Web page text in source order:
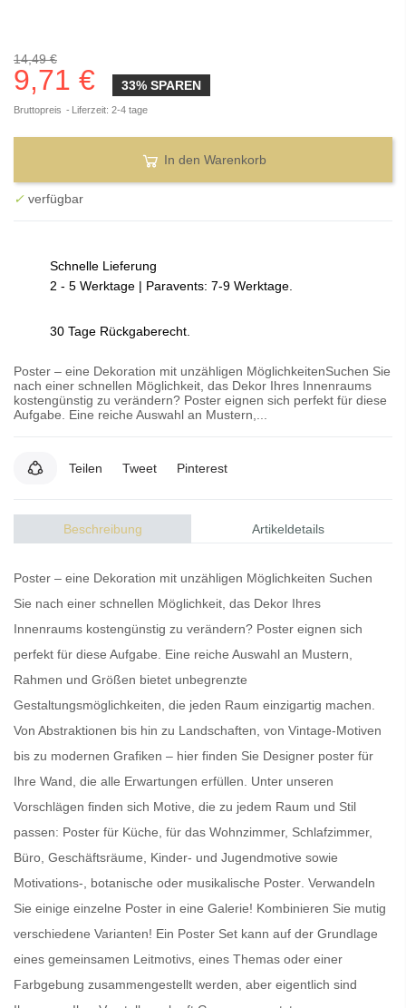
14,49 €
9,71 € 33% SPAREN
Bruttopreis Liferzeit: 2-4 tage
In den Warenkorb
✓ verfügbar
Schnelle Lieferung
2 - 5 Werktage | Paravents: 7-9 Werktage.
30 Tage Rückgaberecht.
Poster – eine Dekoration mit unzähligen MöglichkeitenSuchen Sie
nach einer schnellen Möglichkeit, das Dekor Ihres Innenraums
kostengünstig zu verändern? Poster eignen sich perfekt für diese
Aufgabe. Eine reiche Auswahl an Mustern,...
Teilen Tweet Pinterest
Beschreibung Artikeldetails
Poster – eine Dekoration mit unzähligen Möglichkeiten Suchen
Sie nach einer schnellen Möglichkeit, das Dekor Ihres
Innenraums kostengünstig zu verändern? Poster eignen sich
perfekt für diese Aufgabe. Eine reiche Auswahl an Mustern,
Rahmen und Größen bietet unbegrenzte
Gestaltungsmöglichkeiten, die jeden Raum einzigartig machen.
Von Abstraktionen bis hin zu Landschaften, von Vintage-Motiven
bis zu modernen Grafiken – hier finden Sie Designer poster für
Ihre Wand, die alle Erwartungen erfüllen. Unter unseren
Vorschlägen finden sich Motive, die zu jedem Raum und Stil
passen: Poster für Küche, für das Wohnzimmer, Schlafzimmer,
Büro, Geschäftsräume, Kinder- und Jugendmotive sowie
Motivations-, botanische oder musikalische Poster. Verwandeln
Sie einige einzelne Poster in eine Galerie! Kombinieren Sie mutig
verschiedene Varianten! Ein Poster Set kann auf der Grundlage
eines gemeinsamen Leitmotivs, eines Themas oder einer
Farbgebung zusammengestellt werden, aber eigentlich sind